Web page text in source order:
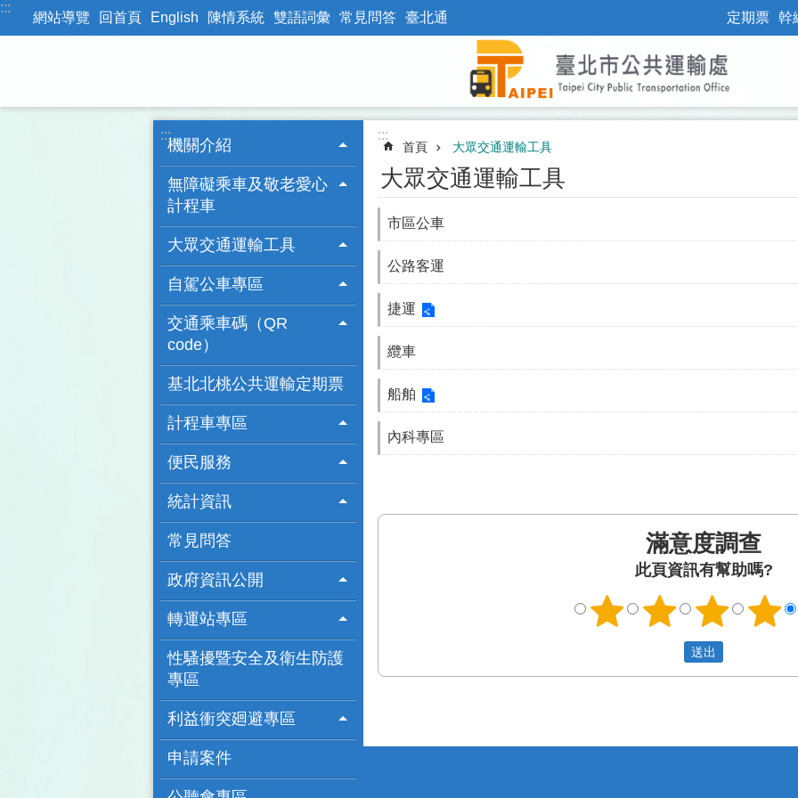
跳到主要內容區塊
:::
網站導覽 回首頁 English 陳情系統 雙語詞彙 常見問答 臺北通 定期票 幹
:::
機關介紹
無障礙乘車及敬老愛心
計程車
大眾交通運輸工具
自駕公車專區
交通乘車碼（QR
code）
基北北桃公共運輸定期票
計程車專區
便民服務
統計資訊
常見問答
政府資訊公開
轉運站專區
性騷擾暨安全及衛生防護
專區
利益衝突廻避專區
申請案件
:::
首頁 大眾交通運輸工具
大眾交通運輸工具
市區公車
公路客運
捷運
纜車
船舶
內科專區
滿意度調查
此頁資訊有幫助嗎?